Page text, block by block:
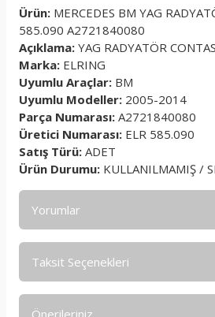
Ürün: MERCEDES BM YAG
585.090 A2721840080
Açıklama: YAG RADYATÖR
Marka: ELRING
Uyumlu Araçlar: BM
Uyumlu Modeller: 2005-2014
Parça Numarası: A2721840080
Üretici Numarası: ELR 585.090
Satış Türü: ADET
Ürün Durumu: KULLANILMAMIŞ /
Yorumlar
Taksit Seçenekleri
Önerileriniz